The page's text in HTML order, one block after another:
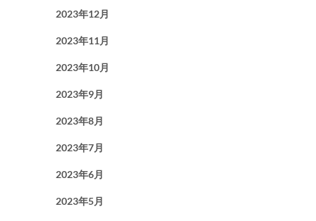
2023年12月
2023年11月
2023年10月
2023年9月
2023年8月
2023年7月
2023年6月
2023年5月